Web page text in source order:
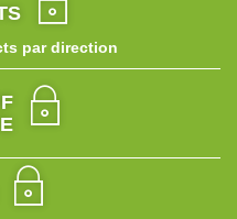
par direction